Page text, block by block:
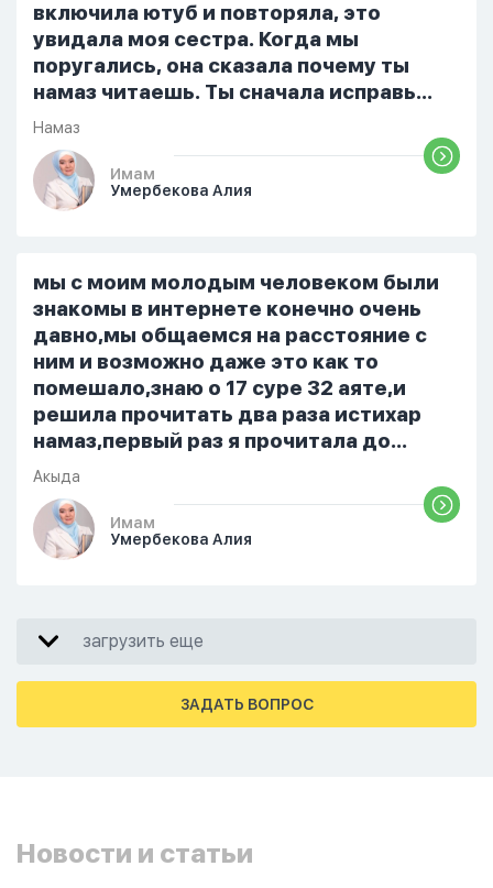
включила ютуб и повторяла, это
увидала моя сестра. Когда мы
поругались, она сказала почему ты
намаз читаешь. Ты сначала исправь
себя. После этого я не вставала на
намаз и не видела жайнамаз. Я просто
уже так не могу читать, смотреть . Дуа
я делаю скрытно если делаю дома. Я
От родных же людей.
Намаз
Имам
Умербекова Алия
мы с моим молодым человеком были
знакомы в интернете конечно очень
давно,мы общаемся на расстояние с
ним и возможно даже это как то
помешало,знаю о 17 суре 32 аяте,и
решила прочитать два раза истихар
намаз,первый раз я прочитала до
«Аср» намаза и сначала было
тревожно,позже стало спокойно и в
голову начали лезть только хорошие
мысли,во второй раз когда я решила в
ошибиться и то что намаз не
примется,совершила истихар во время
Акыда
Имам
Умербекова Алия
загрузить еще
ЗАДАТЬ ВОПРОС
Новости и статьи